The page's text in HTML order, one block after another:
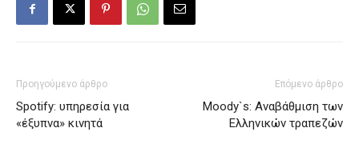
Προηγούμενο άρθρο
Spotify: υπηρεσία για
«έξυπνα» κινητά
Επόμενο άρθρο
Moody`s: Αναβάθμιση των
Ελληνικών τραπεζών